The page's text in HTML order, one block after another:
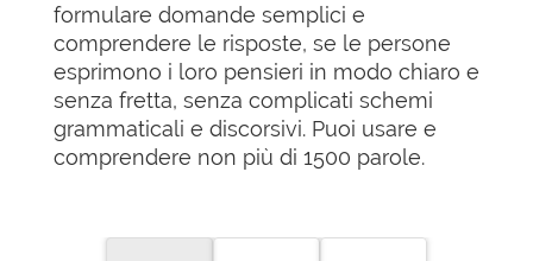
formulare domande semplici e
comprendere le risposte, se le persone
esprimono i loro pensieri in modo chiaro e
senza fretta, senza complicati schemi
grammaticali e discorsivi. Puoi usare e
comprendere non più di 1500 parole.